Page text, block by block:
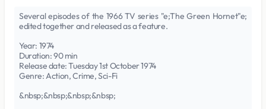
Several episodes of the 1966 TV series "e;The Green Hornet"e;
edited together and released as a feature.
Year: 1974
Duration: 90 min
Release date: Tuesday 1st October 1974
Genre: Action, Crime, Sci-Fi
&nbsp;&nbsp;&nbsp;&nbsp;